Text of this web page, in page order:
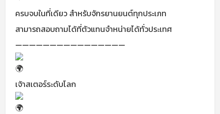
ครบจบในที่เดียว สำหรับจักรยานยนต์ทุกประเภท
สามารถสอบถามได้ที่ตัวแทนจำหน่ายได้ทั่วประเทศ
————————————————
เจ้าสเตอร์ระดับโลก